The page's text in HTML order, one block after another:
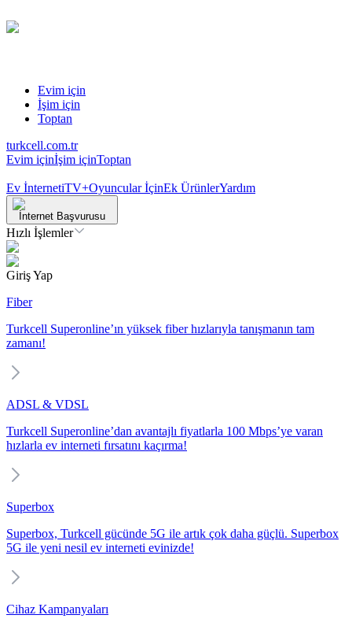
Evim için
İşim için
Toptan
turkcell.com.tr
Evim içinİşim içinToptan
Ev İnternetiTV+Oyuncular İçinEk ÜrünlerYardım
İnternet Başvurusu
Hızlı İşlemler
Giriş Yap
Fiber
Turkcell Superonline’ın yüksek fiber hızlarıyla tanışmanın tam
zamanı!
ADSL & VDSL
Turkcell Superonline’dan avantajlı fiyatlarla 100 Mbps’ye varan
hızlarla ev interneti fırsatını kaçırma!
Superbox
Superbox, Turkcell gücünde 5G ile artık çok daha güçlü. Superbox
5G ile yeni nesil ev interneti evinizde!
Cihaz Kampanyaları